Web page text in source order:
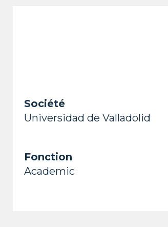
Société
Universidad de Valladolid
Fonction
Academic